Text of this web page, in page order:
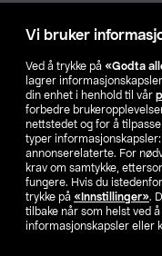
Vi bruker
Ved å trykke på «Godta
lagrer
din enhet i henhold til vår
forbedre
nettstedet og for å
typer
annonserelaterte. For
krav om samtykke,
fungere. Hvis du
trykke på «Innstillinger».
tilbake når som helst ved
informasjonskapsler eller
Våre selskaper